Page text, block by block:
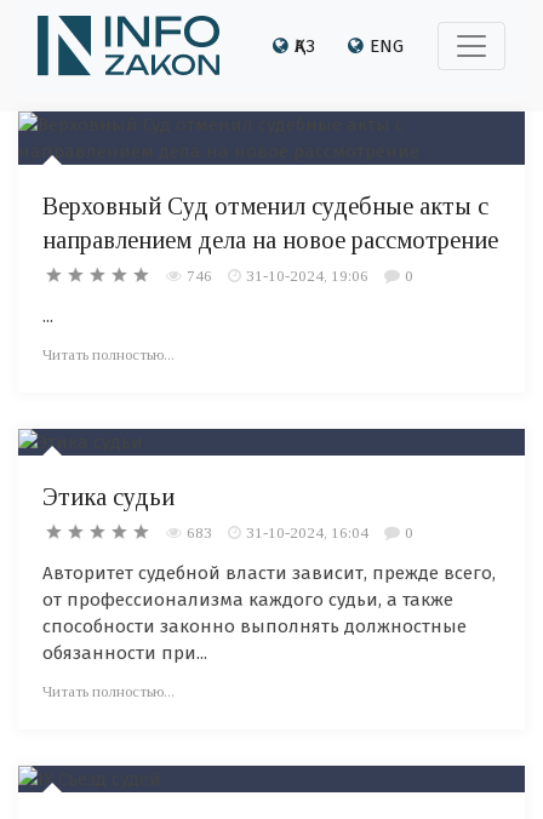
ҚАЗ ENG
Верховный Суд отменил судебные акты с
направлением дела на новое рассмотрение
746 31-10-2024, 19:06 0
...
Читать полностью...
Этика судьи
683 31-10-2024, 16:04 0
Авторитет судебной власти зависит, прежде всего,
от профессионализма каждого судьи, а также
способности законно выполнять должностные
обязанности при...
Читать полностью...